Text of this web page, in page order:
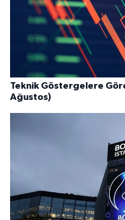
Teknik Göstergelere
Ağustos)